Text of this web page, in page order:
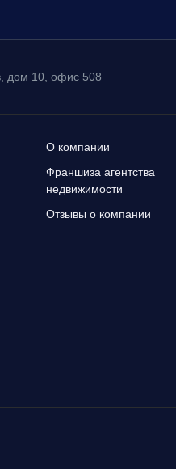
дом 10, офис 508
О компании
Франшиза агентства
недвижимости
Отзывы о компании